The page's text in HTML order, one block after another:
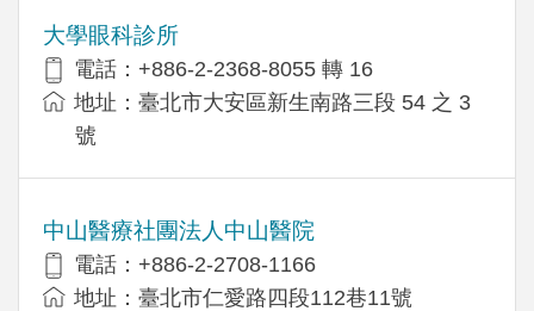
大學眼科診所
電話：+886-2-2368-8055 轉 16
地址：臺北市大安區新生南路三段 54 之 3
號
中山醫療社團法人中山醫院
電話：+886-2-2708-1166
地址：臺北市仁愛路四段112巷11號